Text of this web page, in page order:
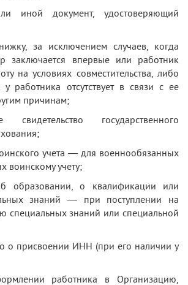
иной документ, удостоверяющий
за исключением случаев, когда
заключается впервые или работник
на условиях совместительства, либо
работника отсутствует в связи с ее
причинам;
государственного
учета — для военнообязанных
воинскому учету;
образовании, о квалификации или
знаний — при поступлении на
специальных знаний или специальной
о присвоении ИНН (при его наличии у
работника в Организацию,